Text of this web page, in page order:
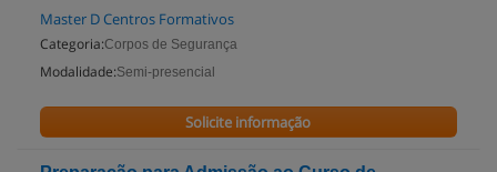
Master D Centros Formativos
Categoria:Corpos de Segurança
Modalidade:Semi-presencial
Solicite informação